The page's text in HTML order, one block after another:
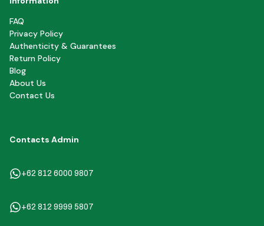
FAQ
Privacy Policy
Authenticity & Guarantees
Return Policy
Blog
About Us
Contact Us
Contacts Admin
+62 812 6000 9807
+62 812 9999 5807